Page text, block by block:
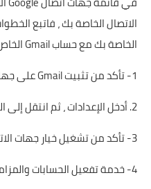
الاتصال الخاصة بك ، فاتبع
الخاصة بك مع حساب Gmail الخاص بك ، وليس هاتفك:
1- تأكد من تثبيت Gmail على جهازك.
2. أدخل الإعدادات ، ثم انتقل إلى الحسابات والمزامنة.
3- تأكد من تشغيل خيار جهات الاتصال.
4- خدمة تفعيل الحسابات والمزامنة.